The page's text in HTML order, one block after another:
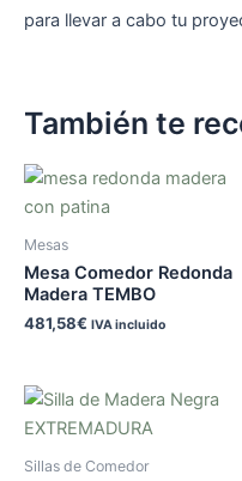
para llevar a cabo tu
También te
Mesas
Mesa Comedor Redonda
Madera TEMBO
481,58€ IVA incluido
Sillas de Comedor